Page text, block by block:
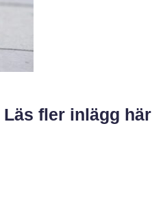
Läs fler inlägg här